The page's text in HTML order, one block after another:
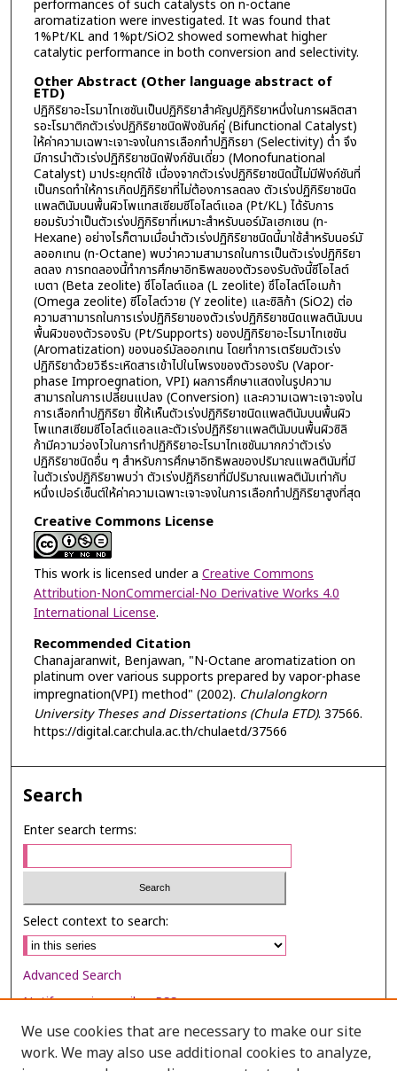
performances of such catalysts on n-octane
aromatization were investigated. It was found that
1%Pt/KL and 1%pt/SiO2 showed somewhat higher
catalytic performance in both conversion and selectivity.
Other Abstract (Other language abstract of
ETD)
ปฏิกิริยาอะโรมาไทเซชันเป็นปฏิกิริยาสำคัญปฏิกิริยาหนึ่งในการผลิตสา
รอะโรมาติกตัวเร่งปฏิกิริยาชนิดฟังชันก์คู่ (Bifunctional Catalyst)
ให้ค่าความเฉพาะเจาะจงในการเลือกทำปฏิกิรยา (Selectivity) ต่ำ จึง
มีการนำตัวเร่งปฏิกิริยาชนิดฟังก์ชันเดี่ยว (Monofunational
Catalyst) มาประยุกต์ใช้ เนื่องจากตัวเร่งปฏิกิริยาชนิดนี้ไม่มีฟังก์ชันที่
เป็นกรดทำให้การเกิดปฏิกิริยาที่ไม่ต้องการลดลง ตัวเร่งปฏิกิริยาชนิด
แพลตินัมบนพื้นผิวโพแทสเซียมซีโอไลต์แอล (Pt/KL) ได้รับการ
ยอมรับว่าเป็นตัวเร่งปฏิกิริยาที่เหมาะสำหรับนอร์มัลเฮกเซน (n-
Hexane) อย่างไรก็ตามเมื่อนำตัวเร่งปฏิกิริยาชนิดนี้มาใช้สำหรับนอร์มั
ลออกเทน (n-Octane) พบว่าความสามารถในการเป็นตัวเร่งปฏิกิริยา
ลดลง การทดลองนี้ทำการศึกษาอิทธิพลของตัวรองรับดังนี้ซีโอไลต์
เบตา (Beta zeolite) ซึโอไลต์แอล (L zeolite) ซึโอไลต์โอเมก้า
(Omega zeolite) ซีโอไลต์วาย (Y zeolite) และซิลิก้า (SiO2) ต่อ
ความสาามารถในการเร่งปฏิกิริยาของตัวเร่งปฏิกิริยาชนิดแพลตินัมบน
พื้นผิวของตัวรองรับ (Pt/Supports) ของปฏิกิริยาอะโรมาไทเซชัน
(Aromatization) ของนอร์มัลออกเทน โดยทำการเตรียมตัวเร่ง
ปฏิกิริยาด้วยวิธีระเหิดสารเข้าไปในโพรงของตัวรองรับ (Vapor-
phase Improegnation, VPI) ผลการศึกษาแสดงในรูปความ
สามารถในการเปลี่ยนแปลง (Conversion) และความเฉพาะเจาะจงใน
การเลือกทำปฏิกิริยา ชี้ให้เห็นตัวเร่งปฏิกิริยาชนิดแพลตินัมบนพื้นผิว
โพแทสเซียมซีโอไลต์แอลและตัวเร่งปฏิกิริยาแพลตินัมบนพื้นผิวซิลิ
ก้ามีความว่องไวในการทำปฏิกิริยาอะโรมาไทเซชันมากกว่าตัวเร่ง
ปฏิกิริยาชนิดอื่น ๆ สำหรับการศึกษาอิทธิพลของปริมาณแพลตินัมที่มี
ในตัวเร่งปฏิกิริยาพบว่า ตัวเร่งปฏิกิรยาที่มีปริมาณแพลตินัมเท่ากับ
หนึ่งเปอร์เซ็นต์ให้ค่าความเฉพาะเจาะจงในการเลือกทำปฏิกิริยาสูงที่สุด
Creative Commons License
This work is licensed under a Creative Commons
Attribution-NonCommercial-No Derivative Works 4.0
International License.
Recommended Citation
Chanajaranwit, Benjawan, "N-Octane aromatization on
platinum over various supports prepared by vapor-phase
impregnation(VPI) method" (2002). Chulalongkorn
University Theses and Dissertations (Chula ETD). 37566.
https://digital.car.chula.ac.th/chulaetd/37566
Search
Enter search terms:
Select context to search:
Advanced Search
Notify me via email orRSS
Browse
We use cookies that are necessary to make our site
work. We may also use additional cookies to analyze,